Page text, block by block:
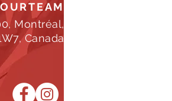
Montréal,
Canada